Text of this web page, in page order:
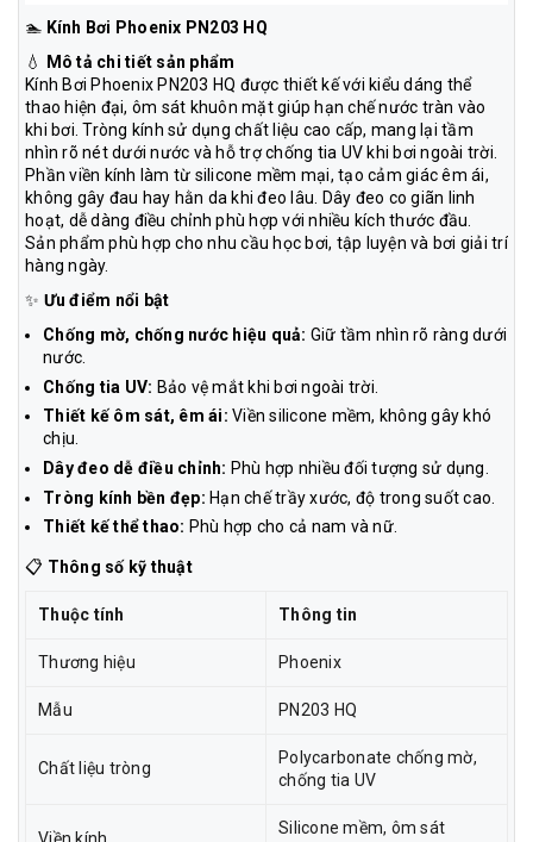
🏊 Kính Bơi Phoenix PN203 HQ
💧
Mô tả chi tiết sản phẩm
Kính Bơi Phoenix PN203 HQ được thiết kế với kiểu dáng thể
thao hiện đại, ôm sát khuôn mặt giúp hạn chế nước tràn vào
khi bơi. Tròng kính sử dụng chất liệu cao cấp, mang lại tầm
nhìn rõ nét dưới nước và hỗ trợ chống tia UV khi bơi ngoài trời.
Phần viền kính làm từ silicone mềm mại, tạo cảm giác êm ái,
không gây đau hay hằn da khi đeo lâu. Dây đeo co giãn linh
hoạt, dễ dàng điều chỉnh phù hợp với nhiều kích thước đầu.
Sản phẩm phù hợp cho nhu cầu học bơi, tập luyện và bơi giải trí
hàng ngày.
✨ Ưu điểm nổi bật
Chống mờ, chống nước hiệu quả: Giữ tầm nhìn rõ ràng dưới
nước.
Chống tia UV: Bảo vệ mắt khi bơi ngoài trời.
Thiết kế ôm sát, êm ái: Viền silicone mềm, không gây khó
chịu.
Dây đeo dễ điều chỉnh: Phù hợp nhiều đối tượng sử dụng.
Tròng kính bền đẹp: Hạn chế trầy xước, độ trong suốt cao.
Thiết kế thể thao: Phù hợp cho cả nam và nữ.
📋 Thông số kỹ thuật
Thuộc tính Thông tin
Thương hiệu Phoenix
Mẫu PN203 HQ
Chất liệu tròng
Polycarbonate chống mờ,
chống tia UV
Silicone mềm, ôm sát